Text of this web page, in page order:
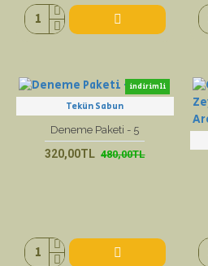
indirimli
Tekün Sabun
Deneme Paketi - 5
320,00TL 480,00TL